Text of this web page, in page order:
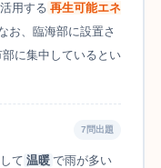
用する 再生可能エネ
お、臨海部に設置さ
に集中しているとい
7問出題
て 温暖 で雨が多い